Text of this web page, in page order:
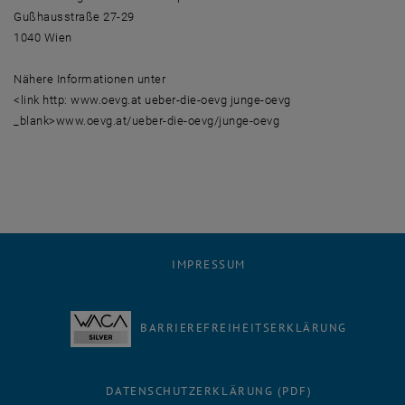
Gußhausstraße 27-29
1040 Wien
Nähere Informationen unter
<link http: www.oevg.at ueber-die-oevg junge-oevg
_blank>www.oevg.at/ueber-die-oevg/junge-oevg
IMPRESSUM
BARRIEREFREIHEITSERKLÄRUNG
DATENSCHUTZERKLÄRUNG (PDF)